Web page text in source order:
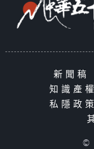
新聞稿
知識產
私隱政
©